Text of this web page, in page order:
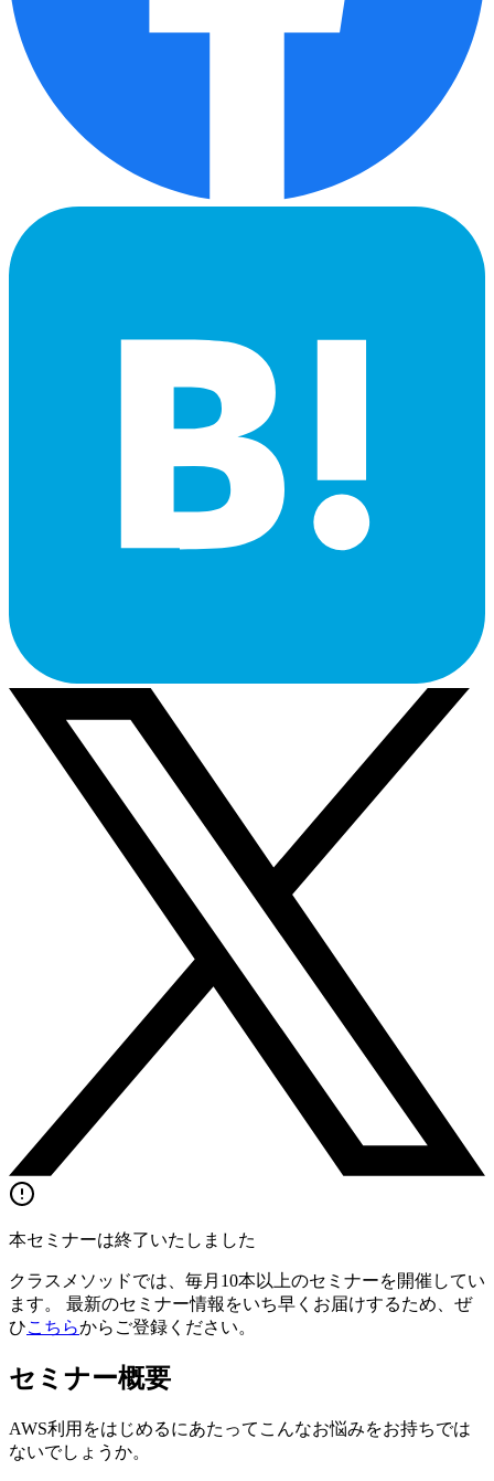
本セミナーは終了いたしました
クラスメソッドでは、毎月10本以上のセミナーを開催してい
ます。 最新のセミナー情報をいち早くお届けするため、ぜ
ひこちらからご登録ください。
セミナー概要
AWS利用をはじめるにあたってこんなお悩みをお持ちでは
ないでしょうか。